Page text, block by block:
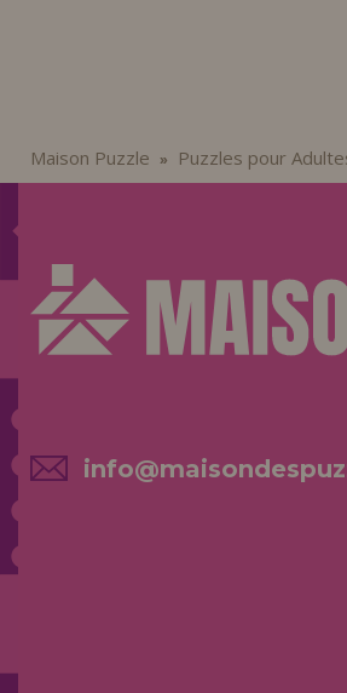
Maison Puzzle » Puzzles pour